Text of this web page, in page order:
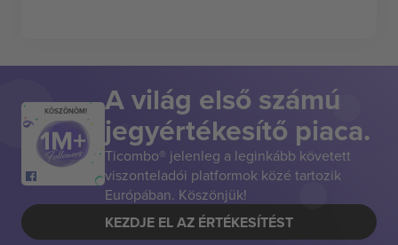
KÖSZÖNÖM! A világ első számú
jegyértékesítő piaca.
Ticombo® jelenleg a leginkább követett
viszonteladói platformok közé tartozik
Európában. Köszönjük!
KEZDJE EL AZ ÉRTÉKESÍTÉST